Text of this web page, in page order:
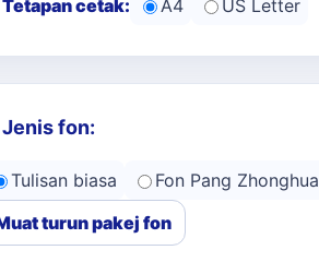
Tetapan cetak: A4 US Letter
Jenis fon:
Tulisan biasa Fon Pang Zhonghua
turun pakej fon